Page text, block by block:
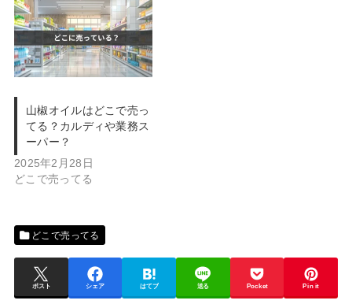
山椒オイルはどこで売っ
てる？カルディや業務ス
ーパー？
2025年2月28日
どこで売ってる
どこで売ってる
ポスト シェア はてブ 送る Pocket Pin it